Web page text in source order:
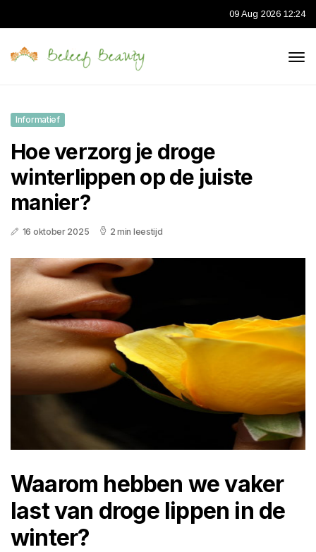
09 Aug 2026 12:24
Informatief
Hoe verzorg je droge
winterlippen op de juiste
manier?
16 oktober 2025 2 min leestijd
Waarom hebben we vaker
last van droge lippen in de
winter?